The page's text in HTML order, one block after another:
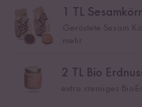
TL
2 TL Bio